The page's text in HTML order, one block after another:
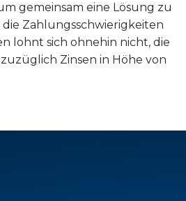
gemeinsam eine Lösung zu
Zahlungsschwierigkeiten
lohnt sich ohnehin nicht, die
Zinsen in Höhe von